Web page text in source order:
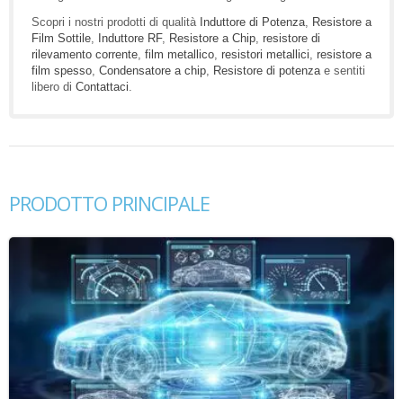
Scopri i nostri prodotti di qualità Induttore di Potenza Resistore a
Film Sottile Induttore RF, Resistore a Chip resistore di
rilevamento corrente film metallico resistori metallici resistore a
film spesso Condensatore a chip Resistore di potenza e sentiti
libero di Contattaci
PRODOTTO PRINCIPALE